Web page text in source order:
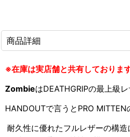
商品詳細
※在庫は実店舗と共有しておりま
ZombieはDEATHGRIPの最上級
HANDOUTで言うとPRO MITTEN
耐久性に優れたフルレザーの構造